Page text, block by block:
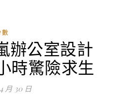
數
辦公室設計
時驚險求生
月 30 日